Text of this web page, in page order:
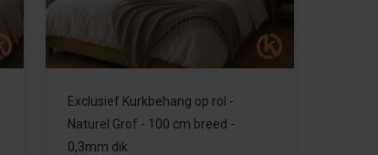
Exclusief Kurkbehang op rol -
Naturel Grof - 100 cm breed -
0,3mm dik